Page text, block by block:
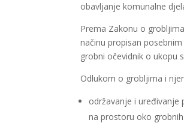
obavljanje komunalne
Prema Zakonu o
načinu propisan
grobni očevidnik o ukopu
Odlukom o grobljima i
održavanje i uređivanje
na prostoru oko